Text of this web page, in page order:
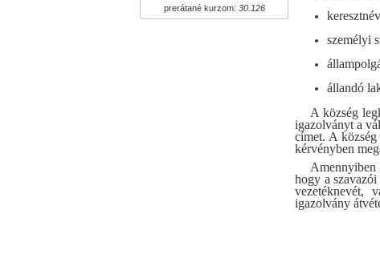
prerátané kurzom: 30.126
személyi
állandó
A község
igazolványt a
címet. A
kérvényben
hogy a
vezetéknevét,
igazolvány